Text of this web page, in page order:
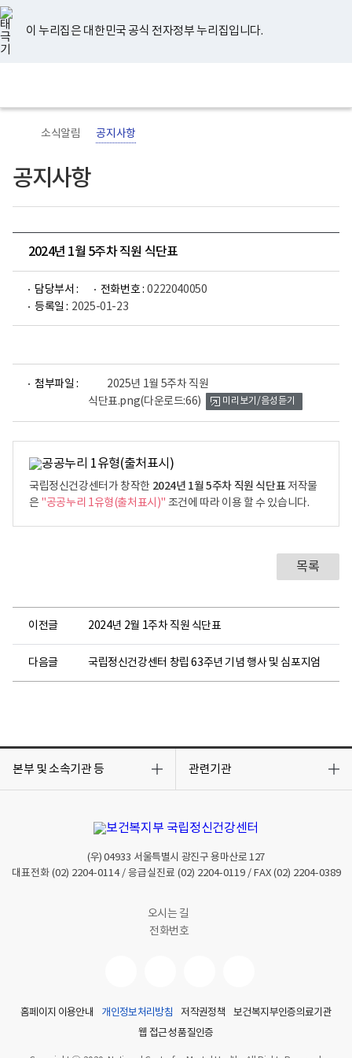
너
비
767px
이
하
이 누리집은 대한민국 공식 전자정부 누리집입니다.
지
검
메
홈
소식알림 공지사항
공지사항
2024년 1월 5주차 직원 식단표
담당부서 : 전화번호 : 0222040050
등록일 : 2025-01-23
첨부파일 :
2025년 1월 5주차 직원
식단표.png(다운로드:66)
어
미리보기/음성듣기
국립정신건강센터가 창작한 2024년 1월 5주차 직원 식단표저작물
은 "공공누리 1유형(출처표시)" 조건에 따라 이용 할 수 있습니다.
목록
이전글 2024년 2월 1주차 직원 식단표
다음글 국립정신건강센터 창립 63주년 기념 행사 및 심포지엄
본부 및 소속기관 등
기
관련기관
기
(우)04933 서울특별시 광진구 용마산로 127
대표전화 (02) 2204-0114/ 응급실진료 (02) 2204-0119/ FAX (02) 2204-0389
오시는 길
전화번호
유
튜
브
페
이
스
북
인
스
타
그
램
블
로
그
홈페이지 이용안내 개인정보처리방침 저작권정책
보건복지부인증의료기관
웹 접근성 품질인증